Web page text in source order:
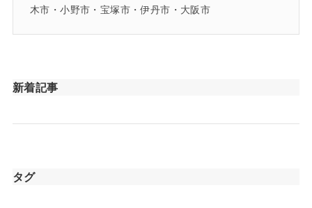
木市・小野市・宝塚市・伊丹市・大阪市
新着記事
タグ